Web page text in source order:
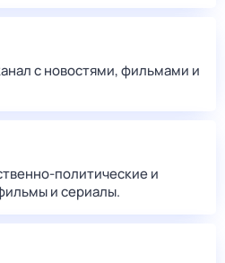
с новостями, фильмами и
политические и
и сериалы.